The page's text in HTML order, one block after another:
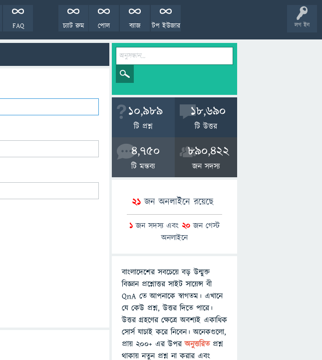
লগ ইন
FAQ টপ ইউজার
ব্যাজ
পোল
চ্যাট রুম
10,989
টি প্রশ্ন
18,690
টি উত্তর
4,750
টি মন্তব্য
890,422
জন সদস্য
21জন অনলাইনে রয়েছে
1 জন সদস্য এবং 20 জন গেস্ট
অনলাইনে
বাংলাদেশের সবচেয়ে বড় উন্মুক্ত
বিজ্ঞান প্রশ্নোত্তর সাইট সায়েন্স বী
QnA তে আপনাকে স্বাগতম। এখানে
যে কেউ প্রশ্ন, উত্তর দিতে পারে।
উত্তর গ্রহণের ক্ষেত্রে অবশ্যই একাধিক
সোর্স যাচাই করে নিবেন। অনেকগুলো,
প্রায় ২০০+ এর উপরঅনুত্তরিতপ্রশ্ন
থাকায় নতুন প্রশ্ন না করার এবং